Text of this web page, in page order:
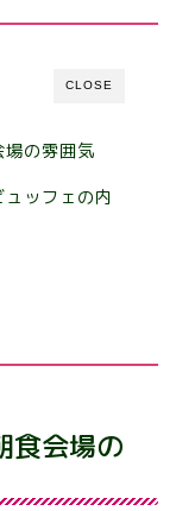
CLOSE
の雰囲気
ッフェの内
食会場の